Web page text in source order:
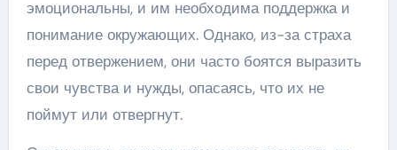
эмоциональны, и им необходима поддержка и
понимание окружающих. Однако, из-за страха
перед отвержением, они часто боятся выразить
свои чувства и нужды, опасаясь, что их не
поймут или отвергнут.